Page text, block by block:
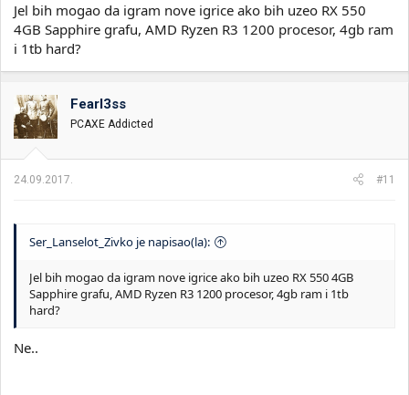
u garanciji..
Kasnije dodas SSD i zamenis napajanje i odlicna konfa..
1200 sto je mnoogo bolja opcija i smesna doplata sa obzirom da
dobijas otključan i5..
Jel bih mogao da igram nove igrice ako bih uzeo RX 550
4GB Sapphire grafu, AMD Ryzen R3 1200 procesor, 4gb ram
i 1tb hard?
Fearl3ss
PCAXE Addicted
24.09.2017. #11
Ser_Lanselot_Zivko je napisao(la):
Jel bih mogao da igram nove igrice ako bih uzeo RX 550 4GB
Sapphire grafu, AMD Ryzen R3 1200 procesor, 4gb ram i 1tb
hard?
Ne..